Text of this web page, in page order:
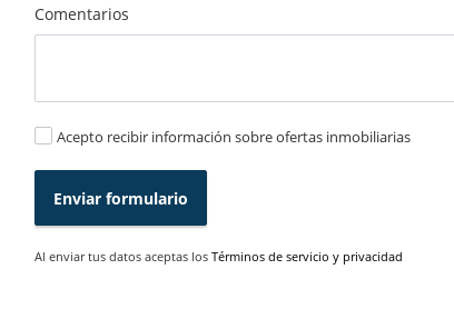
Comentarios
Acepto recibir información sobre ofertas inmobiliarias
Enviar formulario
Al enviar tus datos aceptas los Términos de servicio y privacidad